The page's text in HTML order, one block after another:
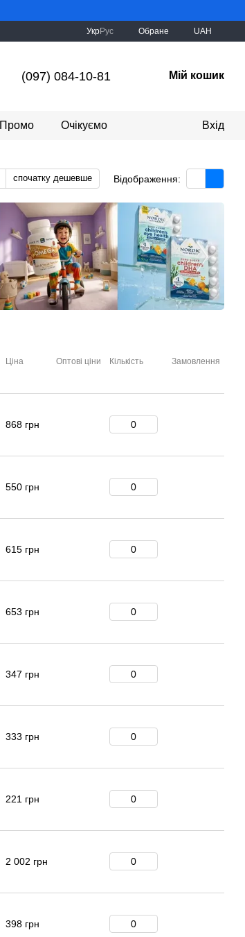
УкрРус Обране UAH
(097) 084-10-81 Мій кошик
Промо Очікуємо Вхід
спочатку дешевше Відображення:
Ціна Оптові ціни Кількість Замовлення
868 грн
550 грн
615 грн
653 грн
347 грн
333 грн
221 грн
2 002 грн
398 грн